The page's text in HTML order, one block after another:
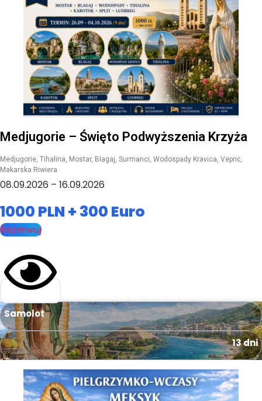
Medjugorie – Święto Podwyższenia Krzyża
Medjugorie, Tihalina, Mostar, Blagaj, Surmanci, Wodospady Kravica, Veprić,
Makarska Riwiera
08.09.2026 – 16.09.2026
1000 PLN + 300 Euro
Rezerwuj
Samolot
13 dni